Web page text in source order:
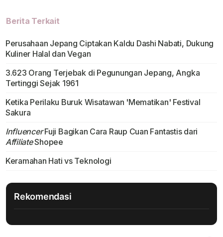
Berita Terkait
Perusahaan Jepang Ciptakan Kaldu Dashi Nabati, Dukung
Kuliner Halal dan Vegan
3.623 Orang Terjebak di Pegunungan Jepang, Angka
Tertinggi Sejak 1961
Ketika Perilaku Buruk Wisatawan 'Mematikan' Festival
Sakura
InfluencerFuji Bagikan Cara Raup Cuan Fantastis dari
AffiliateShopee
Keramahan Hati vs Teknologi
Rekomendasi